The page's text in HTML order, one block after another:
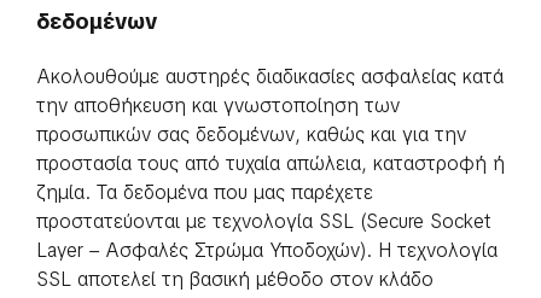
δεδομένων
Ακολουθούμε αυστηρές διαδικασίες ασφαλείας κατά
την αποθήκευση και γνωστοποίηση των
προσωπικών σας δεδομένων, καθώς και για την
προστασία τους από τυχαία απώλεια, καταστροφή ή
ζημία. Τα δεδομένα που μας παρέχετε
προστατεύονται με τεχνολογία SSL (Secure Socket
Layer – Ασφαλές Στρώμα Υποδοχών). Η τεχνολογία
SSL αποτελεί τη βασική μέθοδο στον κλάδο